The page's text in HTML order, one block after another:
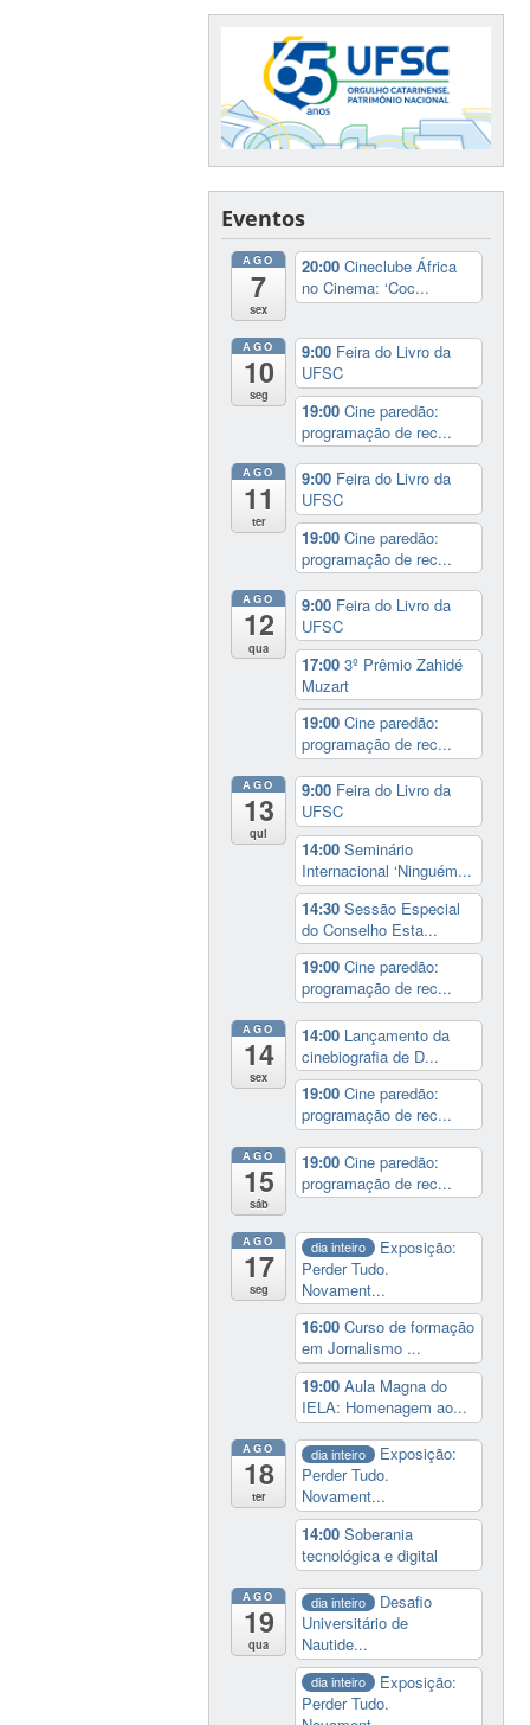
Eventos
AGO
7
sex
20:00Cineclube África
no Cinema: ‘Coc...
AGO
10
seg
9:00 Feira do Livro da
UFSC
19:00Cine paredão:
programação de rec...
AGO
11
ter
9:00 Feira do Livro da
UFSC
19:00Cine paredão:
programação de rec...
AGO
12
qua
9:00 Feira do Livro da
UFSC
17:003º Prêmio Zahidé
Muzart
19:00Cine paredão:
programação de rec...
AGO
13
qui
9:00 Feira do Livro da
UFSC
14:00Seminário
Internacional ‘Ninguém...
14:30Sessão Especial
do Conselho Esta...
19:00Cine paredão:
programação de rec...
AGO
14
sex
14:00 Lançamento da
cinebiografia de D...
19:00Cine paredão:
programação de rec...
AGO
15
sáb
19:00Cine paredão:
programação de rec...
AGO
17
seg
dia inteiro
Exposição:
Perder Tudo.
Novament...
16:00Curso de formação
em Jornalismo ...
19:00Aula Magna do
IELA: Homenagem ao...
AGO
18
ter
dia inteiro
Exposição:
Perder Tudo.
Novament...
14:00Soberania
tecnológica e digital
AGO
19
qua
dia inteiro
Desafio
Universitário de
Nautide...
dia inteiro
Exposição:
Perder Tudo.